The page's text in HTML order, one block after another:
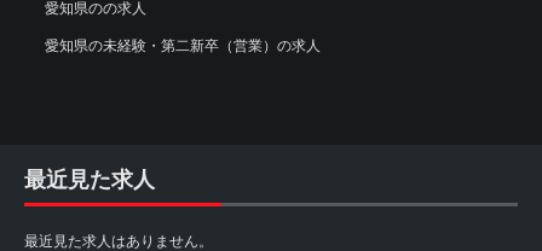
愛知県のの求人
愛知県の未経験・第二新卒（営業）の求人
最近見た求人
最近見た求人はありません。